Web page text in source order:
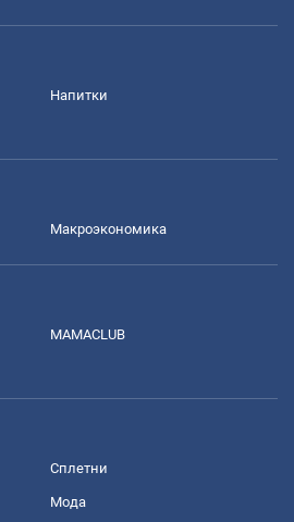
Напитки
Mакроэкономика
MAMACLUB
Сплетни
Мода